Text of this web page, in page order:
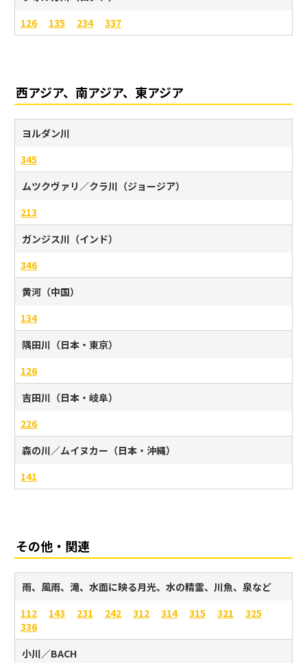
126
135 234 337
西アジア、南アジア、東アジア
ヨルダン川
345
ムツクヴァリ／クラ川（ジョージア）
213
ガンジス川（インド）
346
黄河（中国）
134
隅田川（日本・東京）
126
吉田川（日本・岐阜）
226
森の川／ムイヌカー（日本・沖縄）
141
その他・関連
雨、風雨、滝、水面に映る月光、 水の精霊、川魚、泉など
112
143 231 242 312 314 315 321
325
336
小川／BACH